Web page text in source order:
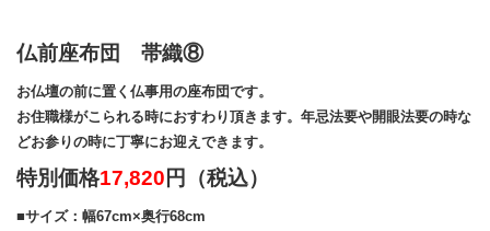
仏前座布団 帯織⑧
お仏壇の前に置く仏事用の座布団です。
お住職様がこられる時におすわり頂きます。年忌法要や開眼法要の時な
どお参りの時に丁寧にお迎えできます。
特別価格17,820 円（税込）
■サイズ：幅67cm×奥行68cm